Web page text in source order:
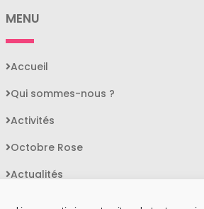
MENU
Accueil
Qui sommes-nous ?
Activités
Octobre Rose
Actualités